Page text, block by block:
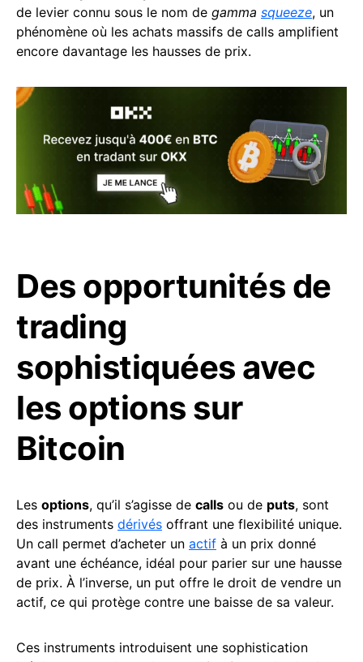
de levier connu sous le nom de gamma squeeze, un
phénomène où les achats massifs de calls amplifient
encore davantage les hausses de prix.
Des opportunités de
trading
sophistiquées avec
les options sur
Bitcoin
Les options, qu’il s’agisse de calls ou de puts, sont
des instruments dérivés offrant une flexibilité unique.
Un call permet d’acheter un actif à un prix donné
avant une échéance, idéal pour parier sur une hausse
de prix. À l’inverse, un put offre le droit de vendre un
actif, ce qui protège contre une baisse de sa valeur.
Ces instruments introduisent une sophistication